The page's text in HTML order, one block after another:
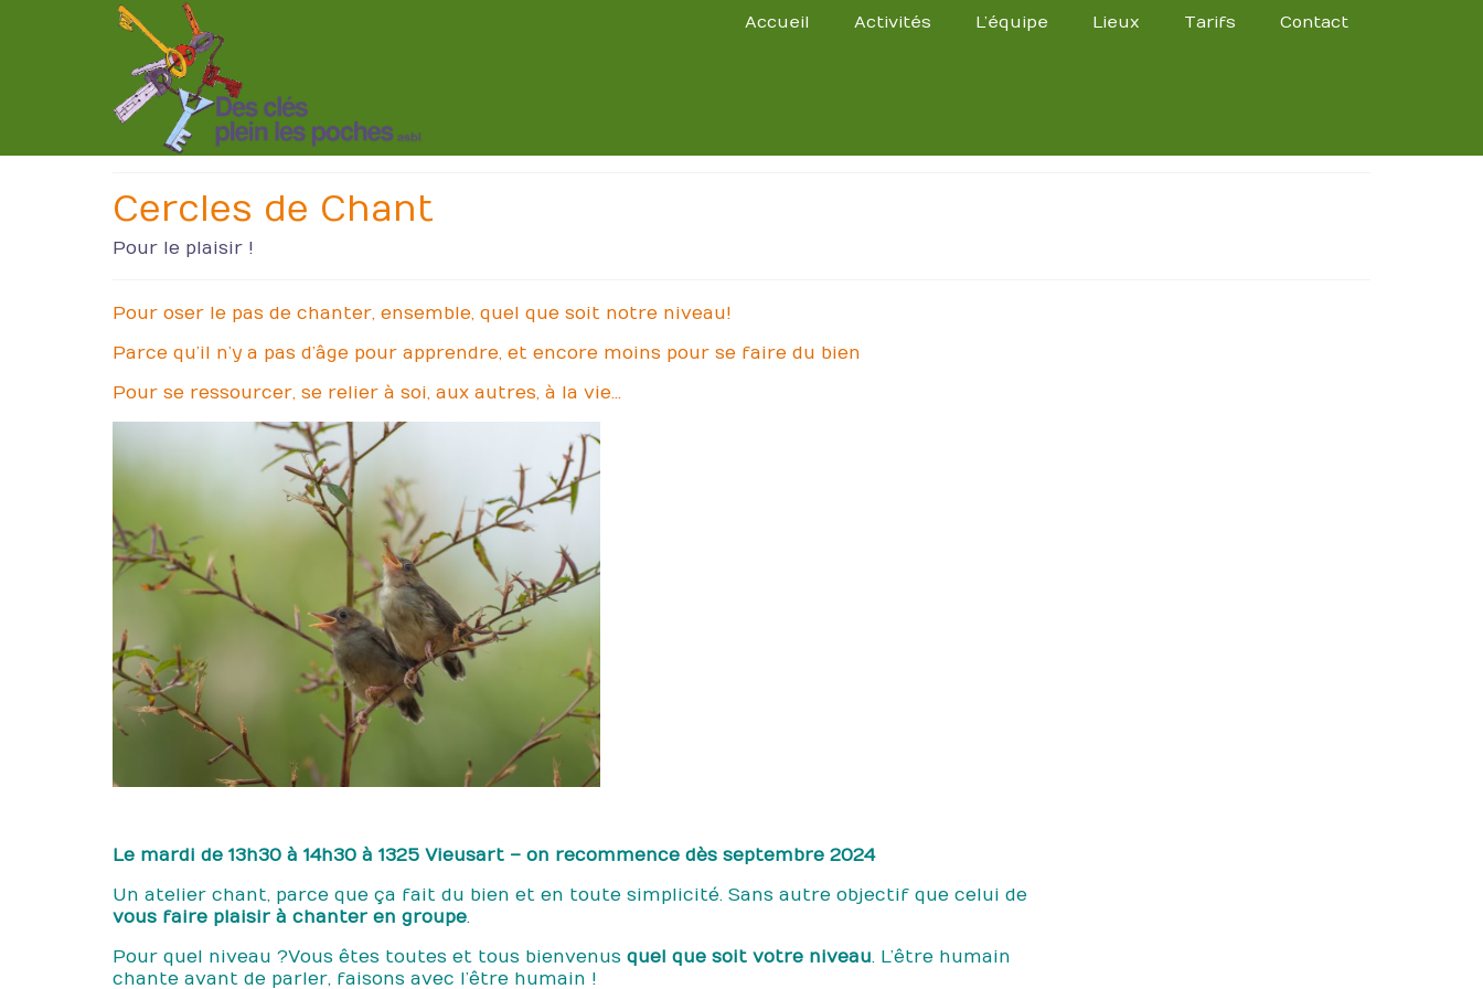
Accueil Activités L’équipe Lieux Tarifs Contact
Cercles de Chant
Pour le plaisir !
Pour oser le pas de chanter, ensemble, quel que soit notre niveau!
Parce qu’il n’y a pas d’âge pour apprendre, et encore moins pour se faire du bien
Pour se ressourcer, se relier à soi, aux autres, à la vie…
Le mardi de 13h30 à 14h30 à 1325 Vieusart – on recommence dès septembre 2024
Un atelier chant, parce que ça fait du bien et en toute simplicité. Sans autre objectif que celui de
vous faire plaisir à chanter en groupe.
Pour quel niveau ? Vous êtes toutes et tous bienvenus quel que soit votre niveau. L’être humain
chante avant de parler, faisons avec l’être humain !